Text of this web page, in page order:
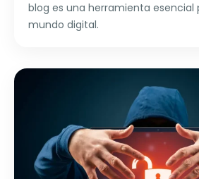
blog es una herramienta esencial
mundo digital.